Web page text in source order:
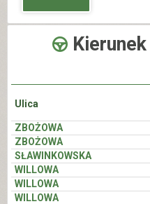
Kierunek
Ulica
ZBOŻOWA
ZBOŻOWA
SŁAWINKOWSKA
WILLOWA
WILLOWA
WILLOWA